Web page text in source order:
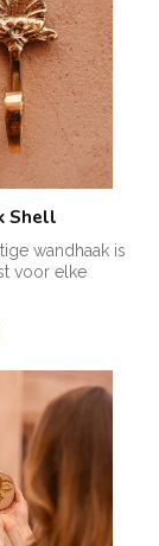
Shell
wandhaak is
voor elke